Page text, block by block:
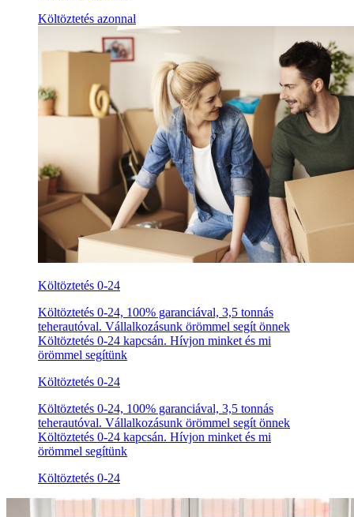
Költöztetés azonnal
Költöztetés 0-24
Költöztetés 0-24, 100% garanciával, 3,5 tonnás
teherautóval. Vállalkozásunk örömmel segít önnek
Költöztetés 0-24 kapcsán. Hívjon minket és mi
örömmel segítünk
Költöztetés 0-24
Költöztetés 0-24, 100% garanciával, 3,5 tonnás
teherautóval. Vállalkozásunk örömmel segít önnek
Költöztetés 0-24 kapcsán. Hívjon minket és mi
örömmel segítünk
Költöztetés 0-24